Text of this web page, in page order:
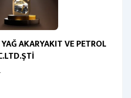
AKARYAKIT VE PETROL